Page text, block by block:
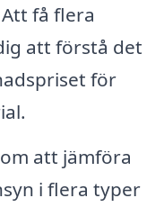
Att få flera
att förstå det
för
att jämföra
i flera typer